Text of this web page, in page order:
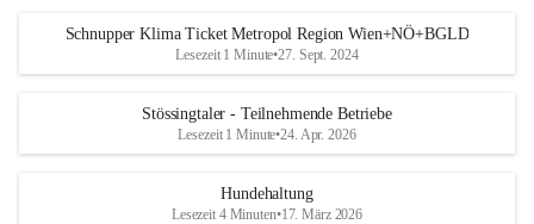
Schnupper Klima Ticket Metropol Region Wien+NÖ+BGLD
Lesezeit 1 Minute•27. Sept. 2024
Stössingtaler - Teilnehmende Betriebe
Lesezeit 1 Minute•24. Apr. 2026
Hundehaltung
Lesezeit 4 Minuten•17. März 2026